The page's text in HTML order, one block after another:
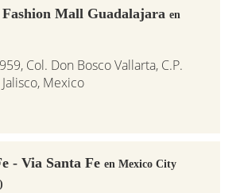
Mall Guadalajara en
Col. Don Bosco Vallarta, C.P.
Mexico
- Via Santa Fe en Mexico City